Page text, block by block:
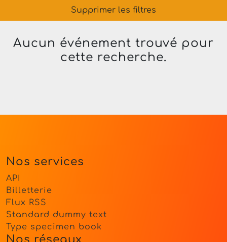
Supprimer les filtres
Aucun événement trouvé pour
cette recherche.
Nos services
API
Billetterie
Flux RSS
Standard dummy text
Type specimen book